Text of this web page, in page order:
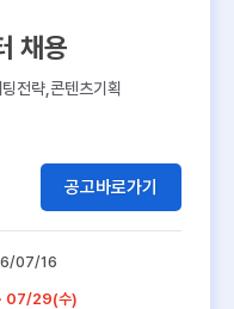
채용
전략,콘텐츠기획
공고바로가기
07/16
07/29(수)